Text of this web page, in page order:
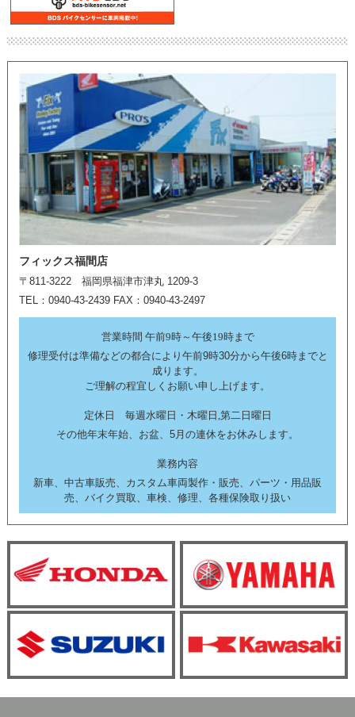
フィックス福間店
〒811-3222 福岡県福津市津丸 1209-3
TEL：0940-43-2439 FAX：0940-43-2497
営業時間 午前9時～午後19時まで
修理受付は準備などの都合により午前9時30分から午後6時までと
成ります。
ご理解の程宜しくお願い申し上げます。
定休日 毎週水曜日・木曜日,第二日曜日
その他年末年始、お盆、5月の連休をお休みします。
業務内容
新車、中古車販売、カスタム車両製作・販売、パーツ・用品販
売、バイク買取、車検、修理、各種保険取り扱い